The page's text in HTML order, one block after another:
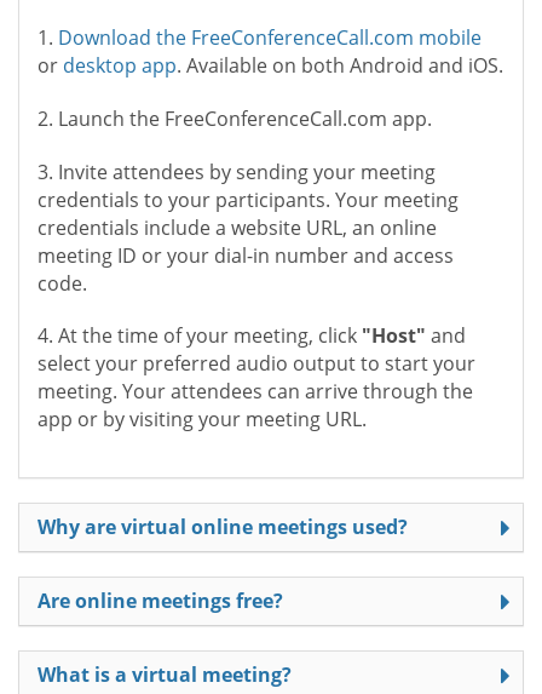
1. Download the FreeConferenceCall.com mobile
or desktop app. Available on both Android and iOS.
2. Launch the FreeConferenceCall.com app.
3. Invite attendees by sending your meeting
credentials to your participants. Your meeting
credentials include a website URL, an online
meeting ID or your dial-in number and access
code.
4. At the time of your meeting, click "Host" and
select your preferred audio output to start your
meeting. Your attendees can arrive through the
app or by visiting your meeting URL.
Why are virtual online meetings used?
Are online meetings free?
What is a virtual meeting?